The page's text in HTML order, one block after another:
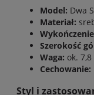
Model: Dwa
Materiał:
Szerokość
Waga: ok. 7,8
Cechowanie:
Styl i